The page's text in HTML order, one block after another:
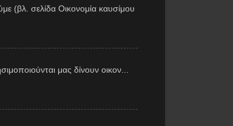
(βλ. σελίδα Οικονομία καυσίμου
μας δίνουν οικον...